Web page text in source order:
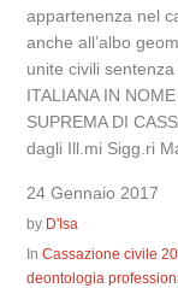
appartenenza nel
anche all’albo
unite civili
ITALIANA IN
SUPREMA DI
dagli Ill.mi Sigg.ri
24 Gennaio 2017
by D'Isa
InCassazione civile
deontologia